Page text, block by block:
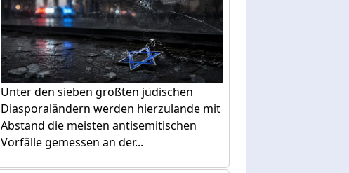
Unter den sieben größten jüdischen
Diasporaländern werden hierzulande mit
Abstand die meisten antisemitischen
Vorfälle gemessen an der...